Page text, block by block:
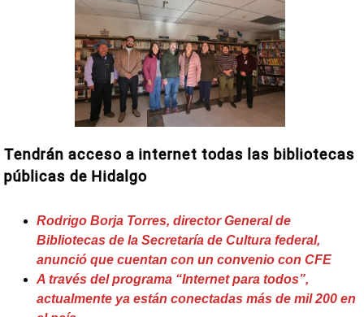
Tendrán acceso a internet todas las bibliotecas
públicas de Hidalgo
Rodrigo Borja Torres, director General de
Bibliotecas de la Secretaría de Cultura federal,
anunció que cuentan con un convenio con CFE
A través del programa “Internet para todos”,
actualmente ya están conectadas más de mil 200 en